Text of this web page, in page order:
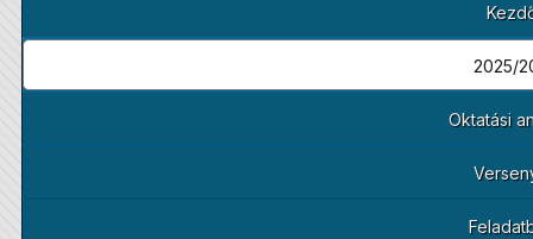
2025/
Oktatási